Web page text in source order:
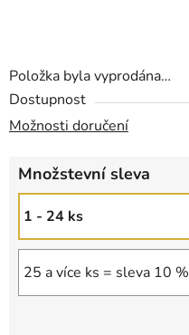
Položka byla vyprodána…
Dostupnost
Možnosti doručení
Množstevní sleva
1 - 24 ks
25 a více ks = sleva 10 %